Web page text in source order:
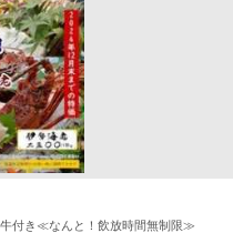
牛付き≪なんと！飲放時間無制限≫